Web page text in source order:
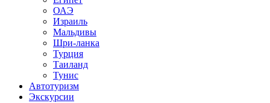
ОАЭ
Израиль
Мальдивы
Шри-ланка
Турция
Таиланд
Тунис
Автотуризм
Экскурсии